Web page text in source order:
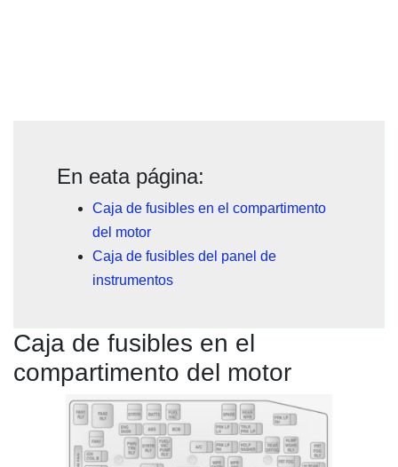
En eata página:
Caja de fusibles en el compartimento
del motor
Caja de fusibles del panel de
instrumentos
Caja de fusibles en el
compartimento del motor